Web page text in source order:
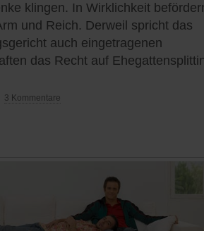
klingen. In Wirklichkeit
und Reich. Derweil spricht das
auch eingetragenen
das Recht auf
3 Kommentare